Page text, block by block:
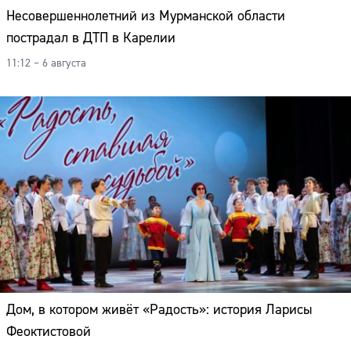
Несовершеннолетний из Мурманской области
пострадал в ДТП в Карелии
11:12 – 6 августа
Дом, в котором живёт «Радость»: история Ларисы
Феоктистовой